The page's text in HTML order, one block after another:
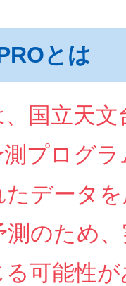
とは
国立天文
プログ
たデータ
のため
可能性